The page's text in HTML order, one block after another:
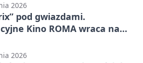
2026
pod gwiazdami.
Kino ROMA wraca na
2026